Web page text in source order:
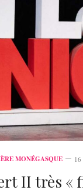
MONÉGASQUE
II très «